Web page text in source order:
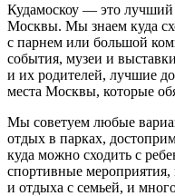
Кудамоскоу — это
Москвы. Мы знаем куда
с парнем или большой
события, музеи и
и их родителей, лучшие
места Москвы, которые
Мы советуем любые
отдых в парках,
куда можно сходить с
спортивные мероприятия,
и отдыха с семьей, и